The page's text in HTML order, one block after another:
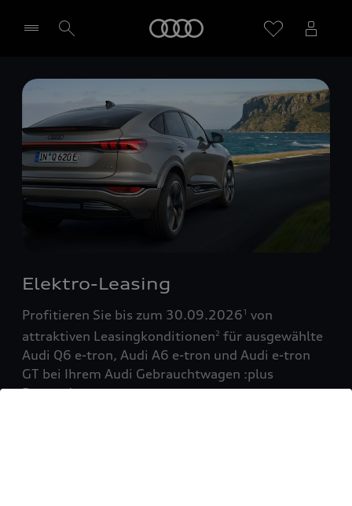
Händler wählen
Elektro-Leasing
Profitieren Sie bis zum 30.09.20261 von
attraktiven Leasingkonditionen2 für ausgewählte
Audi Q6 e-tron, Audi A6 e-tron und Audi e-tron
GT bei Ihrem Audi Gebrauchtwagen :plus
Partner!